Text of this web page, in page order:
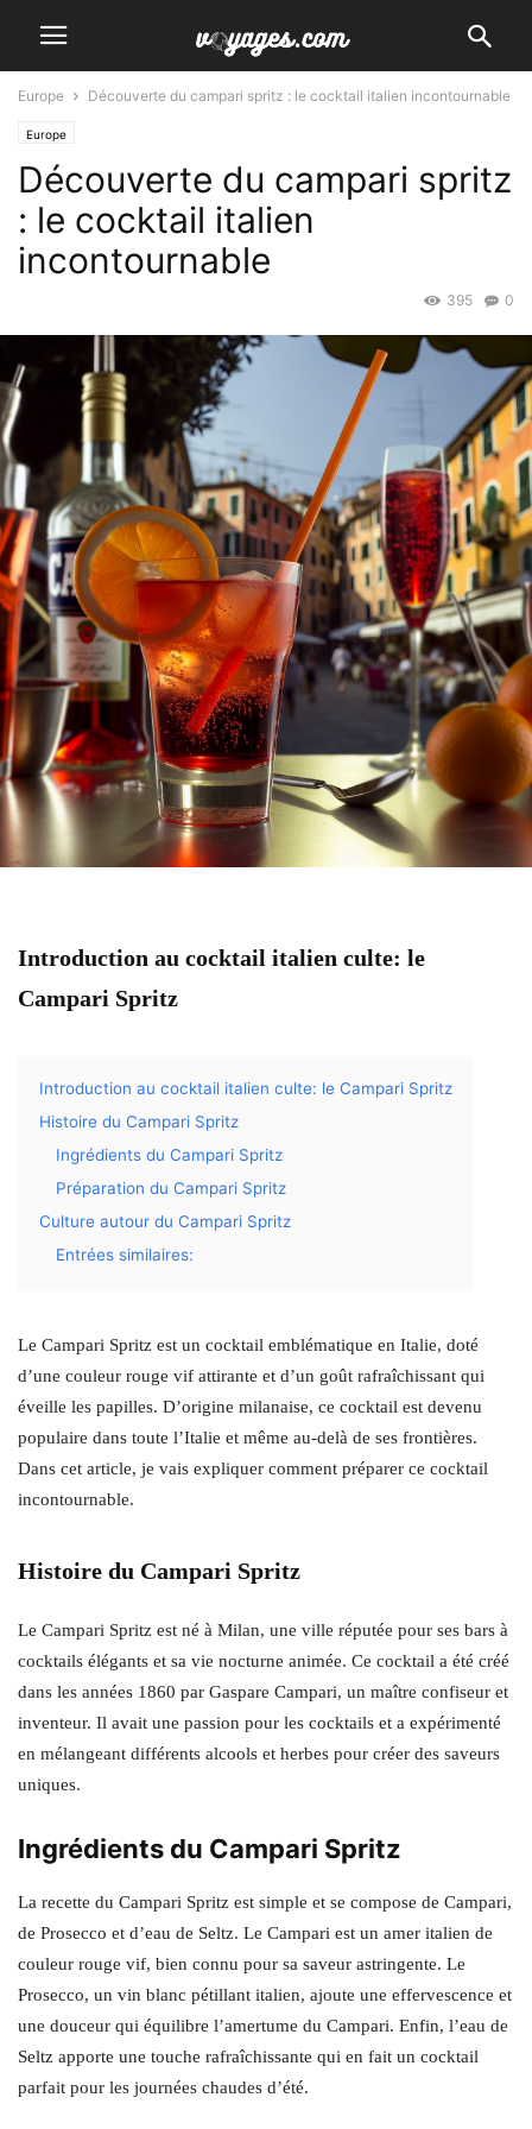
Europe Découverte du campari spritz : le cocktail italien incontournable
Europe
Découverte du campari spritz
: le cocktail italien
incontournable
0
395
Introduction au cocktail italien culte: le
Campari Spritz
Introduction au cocktail italien culte: le Campari Spritz
Histoire du Campari Spritz
Ingrédients du Campari Spritz
Préparation du Campari Spritz
Culture autour du Campari Spritz
Entrées similaires:
Le Campari Spritz est un cocktail emblématique en Italie, doté
d’une couleur rouge vif attirante et d’un goût rafraîchissant qui
éveille les papilles. D’origine milanaise, ce cocktail est devenu
populaire dans toute l’Italie et même au-delà de ses frontières.
Dans cet article, je vais expliquer comment préparer ce cocktail
incontournable.
Histoire du Campari Spritz
Le Campari Spritz est né à Milan, une ville réputée pour ses bars à
cocktails élégants et sa vie nocturne animée. Ce cocktail a été créé
dans les années 1860 par Gaspare Campari, un maître confiseur et
inventeur. Il avait une passion pour les cocktails et a expérimenté
en mélangeant différents alcools et herbes pour créer des saveurs
uniques.
Ingrédients du Campari Spritz
La recette du Campari Spritz est simple et se compose de Campari,
de Prosecco et d’eau de Seltz. Le Campari est un amer italien de
couleur rouge vif, bien connu pour sa saveur astringente. Le
Prosecco, un vin blanc pétillant italien, ajoute une effervescence et
une douceur qui équilibre l’amertume du Campari. Enfin, l’eau de
Seltz apporte une touche rafraîchissante qui en fait un cocktail
parfait pour les journées chaudes d’été.